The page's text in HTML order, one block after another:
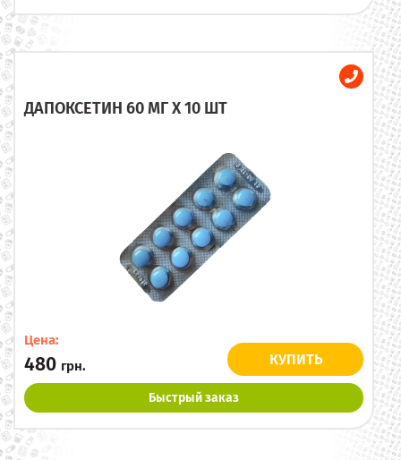
ДАПОКСЕТИН 60 МГ X 10 ШТ
Цена:
480 грн. КУПИТЬ
Быстрый заказ